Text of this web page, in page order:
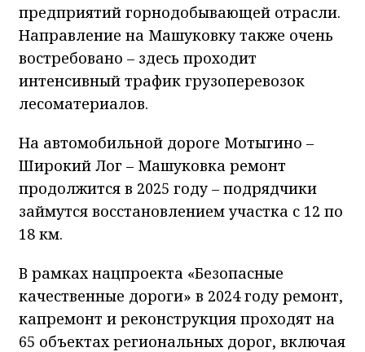
предприятий горнодобывающей отрасли.
Направление на Машуковку также очень
востребовано – здесь проходит
интенсивный трафик грузоперевозок
лесоматериалов.
На автомобильной дороге Мотыгино –
Широкий Лог – Машуковка ремонт
продолжится в 2025 году – подрядчики
займутся восстановлением участка с 12 по
18 км.
В рамках нацпроекта «Безопасные
качественные дороги» в 2024 году ремонт,
капремонт и реконструкция проходят на
65 объектах региональных дорог, включая